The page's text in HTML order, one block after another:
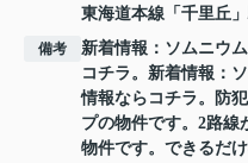
東海道本線 「 千里丘
備考
新着情報：ソムニウ
コチラ。新着情報
情報ならコチラ。防
プの物件です。2路線
物件です。できるだ